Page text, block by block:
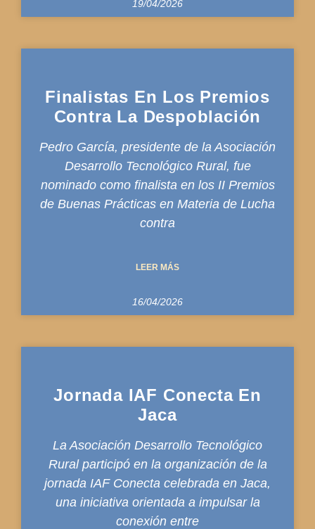
19/04/2026
Finalistas En Los Premios
Contra La Despoblación
Pedro García, presidente de la Asociación
Desarrollo Tecnológico Rural, fue
nominado como finalista en los II Premios
de Buenas Prácticas en Materia de Lucha
contra
LEER MÁS
16/04/2026
Jornada IAF Conecta En
Jaca
La Asociación Desarrollo Tecnológico
Rural participó en la organización de la
jornada IAF Conecta celebrada en Jaca,
una iniciativa orientada a impulsar la
conexión entre